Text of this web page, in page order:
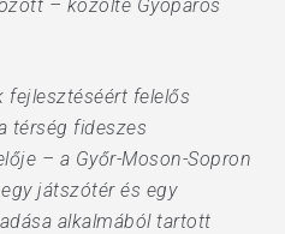
– közölte Gyopáros
fejlesztéséért felelős
térség fideszes
– a Győr-Moson-Sopron
játszótér és egy
alkalmából tartott